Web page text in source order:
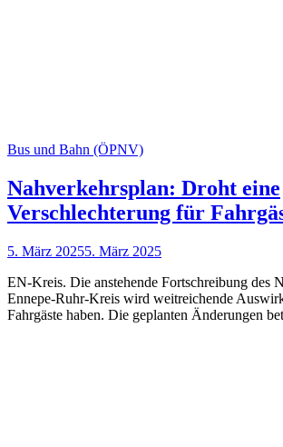
Bus und Bahn (ÖPNV)
Nahverkehrsplan: Droht eine
Verschlechterung für
5. März 20255. März 2025
EN-Kreis. Die anstehende Fort­schreib­ung des
Ennepe-Ruhr-Kreis wird weitreichende
Fahrgäste haben. Die ge­plan­ten Än­der­ung­en